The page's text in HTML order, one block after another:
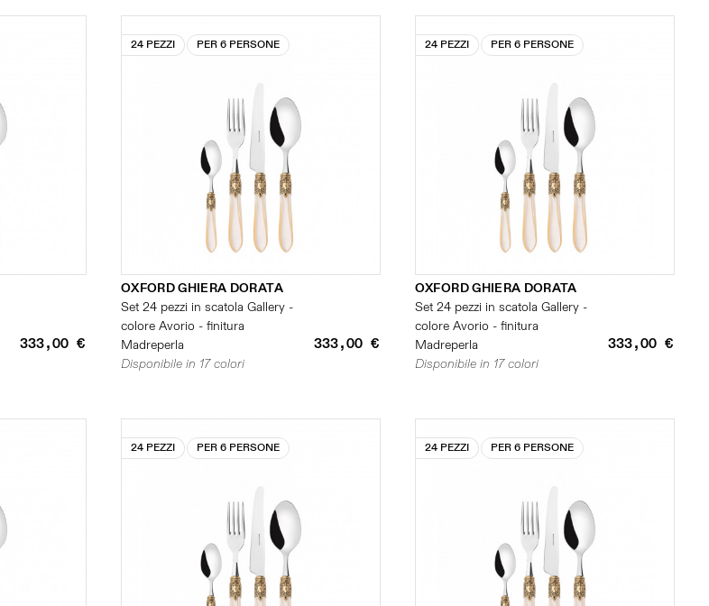
333,00 €
24 PEZZI PER 6 PERSONE
OXFORD GHIERA DORATA
Set 24 pezzi in scatola Gallery -
colore Avorio - finitura
Madreperla
333,00 €
Disponibile in 17 colori
24 PEZZI PER 6 PERSONE
OXFORD GHIERA DORATA
Set 24 pezzi in scatola Gallery -
colore Avorio - finitura
Madreperla
333,00 €
Disponibile in 17 colori
24 PEZZI PER 6 PERSONE 24 PEZZI PER 6 PERSONE